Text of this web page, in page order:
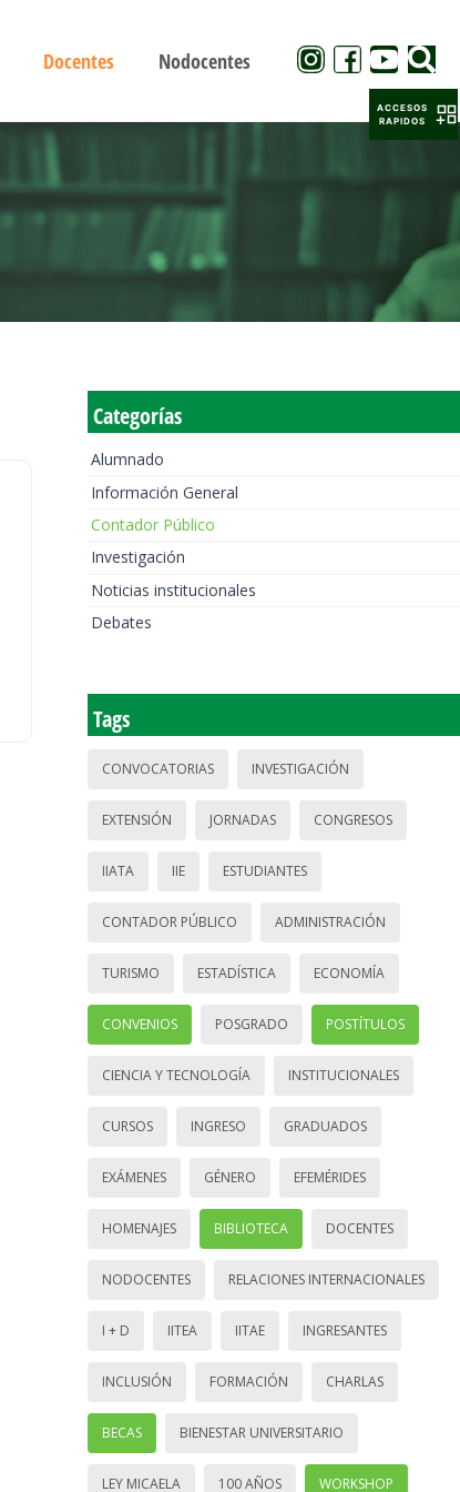
Docentes Nodocentes
Categorías
Alumnado
Información General
Contador Público
Investigación
Noticias institucionales
Debates
Tags
CONVOCATORIAS INVESTIGACIÓN
EXTENSIÓN JORNADAS CONGRESOS
IIATA IIE ESTUDIANTES
CONTADOR PÚBLICO ADMINISTRACIÓN
TURISMO ESTADÍSTICA ECONOMÍA
CONVENIOS POSGRADO POSTÍTULOS
CIENCIA Y TECNOLOGÍA INSTITUCIONALES
CURSOS INGRESO GRADUADOS
EXÁMENES GÉNERO EFEMÉRIDES
HOMENAJES BIBLIOTECA DOCENTES
NODOCENTES RELACIONES INTERNACIONALES
I + D IITEA IITAE INGRESANTES
INCLUSIÓN FORMACIÓN CHARLAS
BECAS BIENESTAR UNIVERSITARIO
LEY MICAELA 100 AÑOS WORKSHOP
ACCESOS
RAPIDOS